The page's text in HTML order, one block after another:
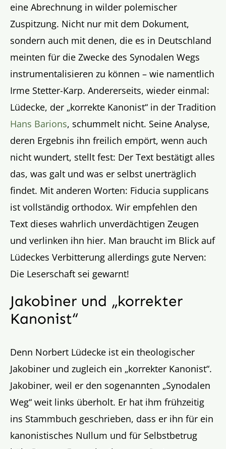
eine Abrechnung in wilder polemischer
Zuspitzung. Nicht nur mit dem Dokument,
sondern auch mit denen, die es in Deutschland
meinten für die Zwecke des Synodalen Wegs
instrumentalisieren zu können – wie namentlich
Irme Stetter-Karp. Andererseits, wieder einmal:
Lüdecke, der „korrekte Kanonist“ in der Tradition
Hans Barions, schummelt nicht. Seine Analyse,
deren Ergebnis ihn freilich empört, wenn auch
nicht wundert, stellt fest: Der Text bestätigt alles
das, was galt und was er selbst unerträglich
findet. Mit anderen Worten: Fiducia supplicans
ist vollständig orthodox. Wir empfehlen den
Text dieses wahrlich unverdächtigen Zeugen
und verlinken ihn hier. Man braucht im Blick auf
Lüdeckes Verbitterung allerdings gute Nerven:
Die Leserschaft sei gewarnt!
Jakobiner und „korrekter
Kanonist“
Denn Norbert Lüdecke ist ein theologischer
Jakobiner und zugleich ein „korrekter Kanonist“.
Jakobiner, weil er den sogenannten „Synodalen
Weg“ weit links überholt. Er hat ihm frühzeitig
ins Stammbuch geschrieben, dass er ihn für ein
kanonistisches Nullum und für Selbstbetrug